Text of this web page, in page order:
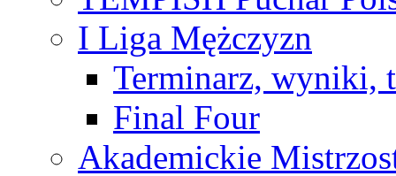
I Liga Mężczyzn
Terminarz, wyniki,
Final Four
Akademickie